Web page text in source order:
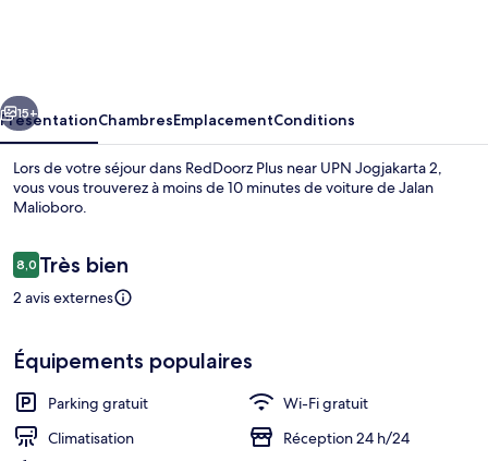
Jogjakarta
2
Suivant
15+
PrésentationChambresEmplacementConditions
Lors de votre séjour dans RedDoorz Plus near UPN Jogjakarta 2,
vous vous trouverez à moins de 10 minutes de voiture de Jalan
Malioboro.
Avis
voyageurs
8,08,0 sur 10
Très bien
2 avis externes
Équipements populaires
Parking gratuit
Wi-Fi gratuit
Climatisation
Réception 24 h/24